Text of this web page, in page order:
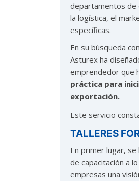
departamentos de
la logística, el
específicas.
En su búsqueda
Asturex ha
emprendedor que
práctica para
exportación.
Este servicio
TALLERES
En primer lugar, se
de capacitación a
empresas una
¡Hola, soy Astu
Estoy aquí
con la internacionalización de
informarte sobre los eventos y
que lleva a cabo Asturex.
Al continuar con la
política de privacidad
¿En que te puedo ayudar hoy?